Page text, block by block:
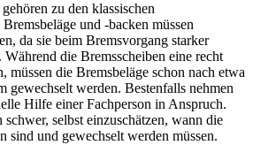
zu den klassischen
und -backen müssen
da sie beim Bremsvorgang starker
Während die Bremsscheiben eine recht
müssen die Bremsbeläge schon nach etwa
gewechselt werden. Bestenfalls nehmen
Hilfe einer Fachperson in Anspruch.
selbst einzuschätzen, wann die
sind und gewechselt werden müssen.